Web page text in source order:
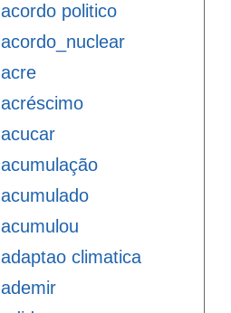
acordo politico
acordo_nuclear
acre
acréscimo
acucar
acumulação
acumulado
acumulou
adaptao climatica
ademir